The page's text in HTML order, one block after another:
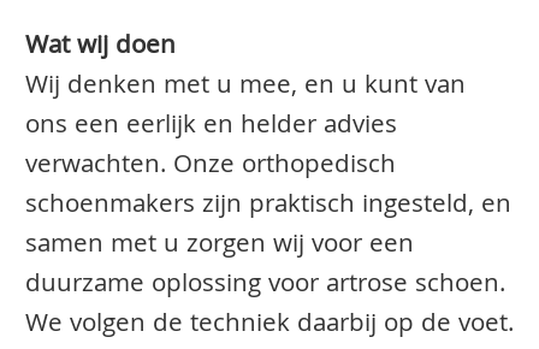
Wat wij doen
Wij denken met u mee, en u kunt van
ons een eerlijk en helder advies
verwachten. Onze orthopedisch
schoenmakers zijn praktisch ingesteld, en
samen met u zorgen wij voor een
duurzame oplossing voor artrose schoen.
We volgen de techniek daarbij op de voet.